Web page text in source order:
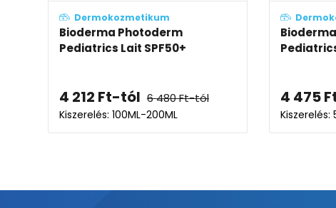
Dermokozmetikum
Bioderma Photoderm
Pediatrics Lait SPF50+
4 212 Ft-tól 6 480Ft-tól
Kiszerelés: 100ML-200ML
4 475
Kiszerelés: